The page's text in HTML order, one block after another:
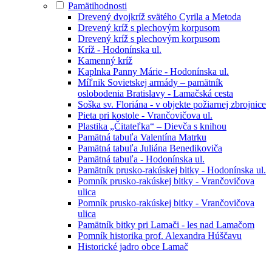
Pamätihodnosti
Drevený dvojkríž svätého Cyrila a Metoda
Drevený kríž s plechovým korpusom
Drevený kríž s plechovým korpusom
Kríž - Hodonínska ul.
Kamenný kríž
Kaplnka Panny Márie - Hodonínska ul.
Míľnik Sovietskej armády – pamätník
oslobodenia Bratislavy - Lamačská cesta
Soška sv. Floriána - v objekte požiarnej zbrojnice
Pieta pri kostole - Vrančovičova ul.
Plastika „Čitateľka“ – Dievča s knihou
Pamätná tabuľa Valentína Matrku
Pamätná tabuľa Juliána Benedikoviča
Pamätná tabuľa - Hodonínska ul.
Pamätník prusko-rakúskej bitky - Hodonínska ul.
Pomník prusko-rakúskej bitky - Vrančovičova
ulica
Pomník prusko-rakúskej bitky - Vrančovičova
ulica
Pamätník bitky pri Lamači - les nad Lamačom
Pomník historika prof. Alexandra Húščavu
Historické jadro obce Lamač